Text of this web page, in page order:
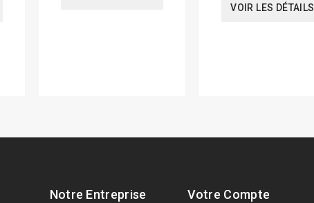
VOIR LES DÉTAILS
Notre Entreprise Votre Compte